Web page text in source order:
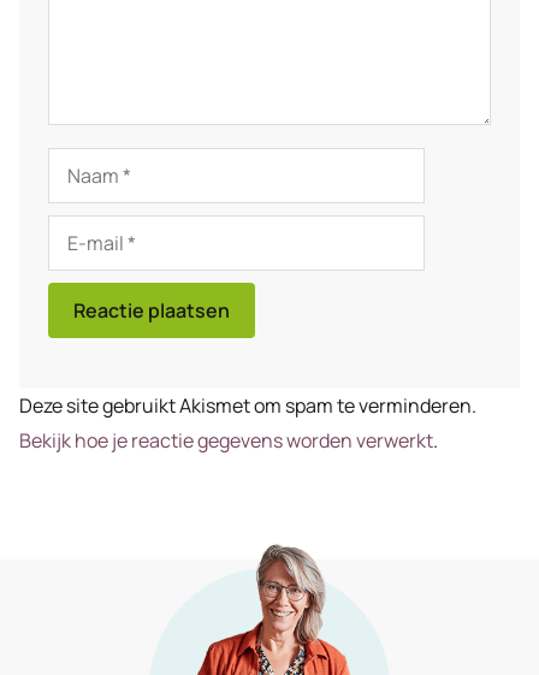
Naam
mail
Deze site gebruikt Akismet om spam te verminderen.
Bekijk hoe je reactie gegevens worden verwerkt.